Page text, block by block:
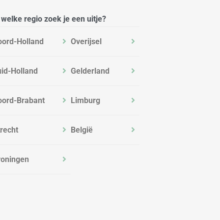
welke regio zoek je een uitje?
Holland
Holland
Brabant
Overijsel
Gelderland
Limburg
België